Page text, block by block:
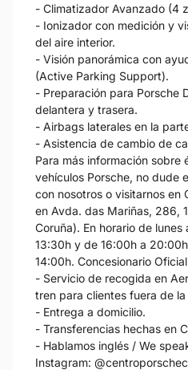
- Climatizador Avanzado (4
- Ionizador con medición y
del aire interior.
- Visión panorámica con
(Active Parking Support).
- Preparación para Porsche
delantera y trasera.
- Airbags laterales en la
- Asistencia de cambio de
Para más información sobre
vehículos Porsche, no dude
con nosotros o visitarnos en
en Avda. das Mariñas, 286,
Coruña). En horario de
13:30h y de 16:00h a
14:00h. Concesionario
- Servicio de recogida en
tren para clientes fuera de
- Entrega a domicilio.
- Transferencias hechas en
- Hablamos inglés / We
Instagram: